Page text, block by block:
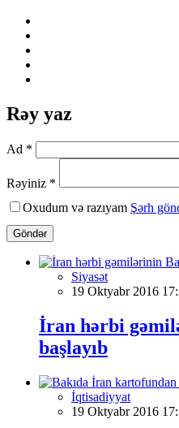
Rəy yaz
Ad *
Rəyiniz *
Oxudum və razıyam Şərh
Göndər
Siyasət
19 Oktyabr 2016
İran hərbi
başlayıb
İqtisadiyyat
19 Oktyabr 2016